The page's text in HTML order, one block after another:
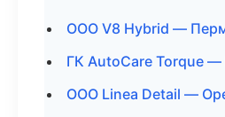
ООО V8 Hybrid —
ГК AutoCare Torque —
ООО Linea Detail —